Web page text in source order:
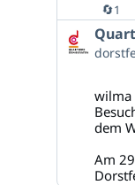
🔄1
Beitrag
von
Bluesky
ansehen
wilma
dem
Am